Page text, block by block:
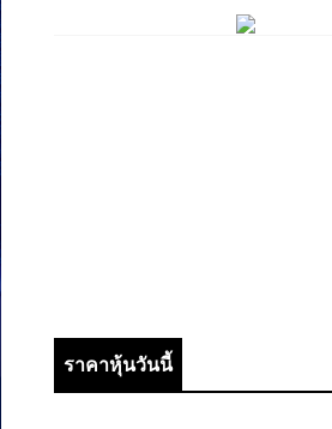
ราคาหุ้นวันนี้